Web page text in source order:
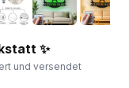
✨
und versendet